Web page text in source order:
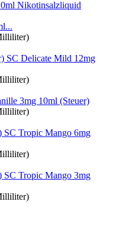
SC Delicate Mild 12mg
3mg 10ml (Steuer)
SC Tropic Mango 6mg
SC Tropic Mango 3mg